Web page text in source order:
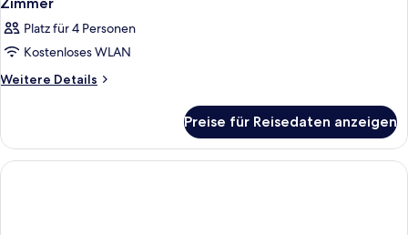
Platz für 4 Personen
Kostenloses WLAN
Weitere Details
Weitere
Preise für Reisedaten anzeigen